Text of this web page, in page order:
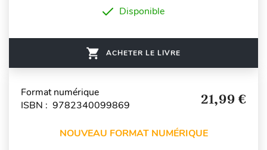
Disponible
ACHETER LE LIVRE
Format numérique
ISBN : 9782340099869
21,99 €
NOUVEAU FORMAT NUMÉRIQUE